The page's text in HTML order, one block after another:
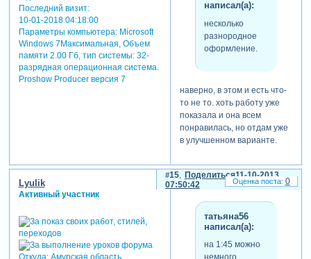
Последний визит:
10-01-2018 04:18:00
Параметры компьютера:Microsoft
Windows 7Максимальная, Объем
памяти 2.00 Гб, тип системы: 32-
разрядная операционная система.
Proshow Producer версия 7
написал(а):
несколько
разнородное
оформление.
наверно, в этом и есть что-
то не то. хоть работу уже
показала и она всем
понравилась, но отдам уже
в улучшенном варианте.
Поделиться
15
11-10-2013
07:50:42
Lyulik
Активный участник
Откуда:Амурская область
татьяна56
написал(а):
на 1:45 можно
немного
0